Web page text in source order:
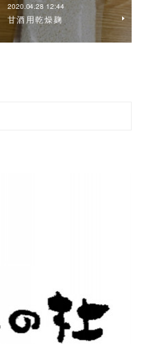
2020.04.28 12:44
甘酒用乾燥麹